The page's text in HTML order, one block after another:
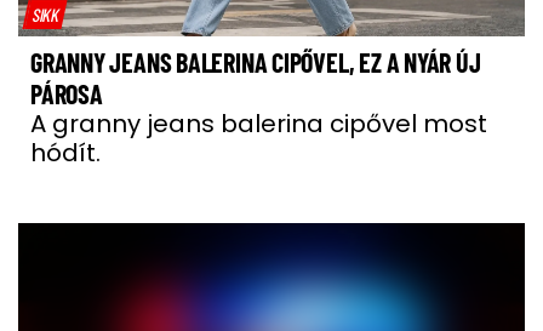
SIKK
GRANNY JEANS BALERINA CIPŐVEL, EZ A NYÁR ÚJ
PÁROSA
A granny jeans balerina cipővel most
hódít.